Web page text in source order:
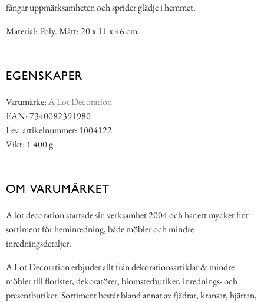
fångar uppmärksamheten och sprider glädje i hemmet.
Material: Poly. Mått: 20 x 11 x 46 cm.
EGENSKAPER
Varumärke:A Lot Decoration
EAN: 7340082391980
Lev. artikelnummer: 1004122
Vikt: 1 400 g
OM VARUMÄRKET
A lot decoration startade sin verksamhet 2004 och har ett mycket fint
sortiment för heminredning, både möbler och mindre
inredningsdetaljer.
A Lot Decoration erbjuder allt från dekorationsartiklar & mindre
möbler till florister, dekoratörer, blomsterbutiker, inrednings- och
presentbutiker. Sortiment består bland annat av fjädrar, kransar, hjärtan,